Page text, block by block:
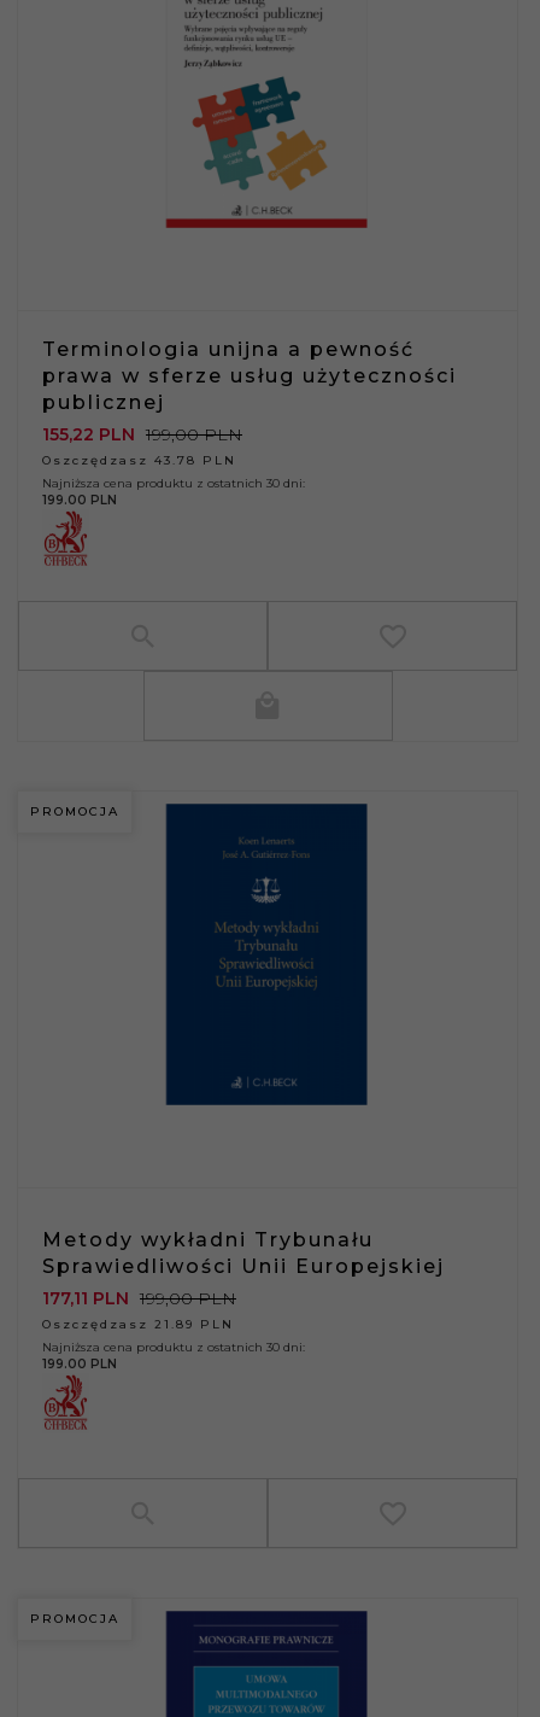
Terminologia unijna a pewność
prawa w sferze usług użyteczności
publicznej
155,22 PLN 199,00 PLN
Oszczędzasz 43.78 PLN
Najniższa cena produktu z ostatnich 30 dni:
199.00 PLN
PROMOCJA
Metody wykładni Trybunału
Sprawiedliwości Unii Europejskiej
177,11 PLN 199,00 PLN
Oszczędzasz 21.89 PLN
Najniższa cena produktu z ostatnich 30 dni:
199.00 PLN
PROMOCJA